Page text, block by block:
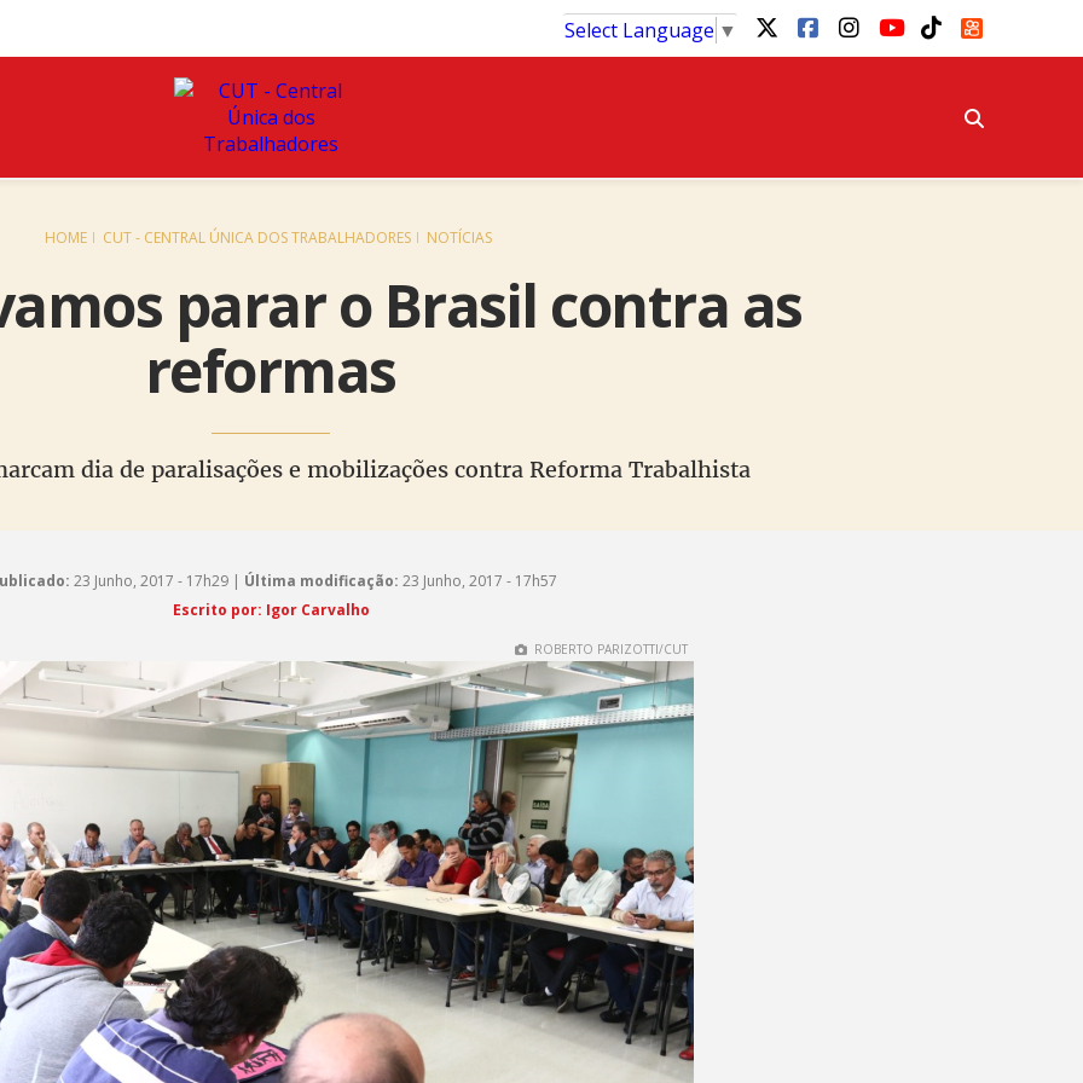
Select Language ▼
HOME CUT - CENTRAL ÚNICA DOS TRABALHADORES NOTÍCIAS
parar o Brasil contra as
reformas
dia de paralisações e mobilizações contra Reforma Trabalhista
23 Junho, 2017 - 17h29 | Última modificação: 23 Junho, 2017 - 17h57
Escrito por: Igor Carvalho
ROBERTO PARIZOTTI/CUT